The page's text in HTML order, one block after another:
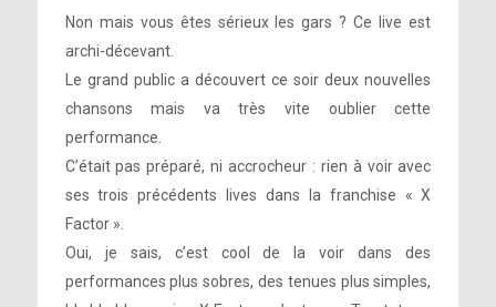
Non mais vous êtes sérieux les gars ? Ce live est
archi-décevant.
Le grand public a découvert ce soir deux nouvelles
chansons mais va très vite oublier cette
performance.
C’était pas préparé, ni accrocheur : rien à voir avec
ses trois précédents lives dans la franchise « X
Factor ».
Oui, je sais, c’est cool de la voir dans des
performances plus sobres, des tenues plus simples,